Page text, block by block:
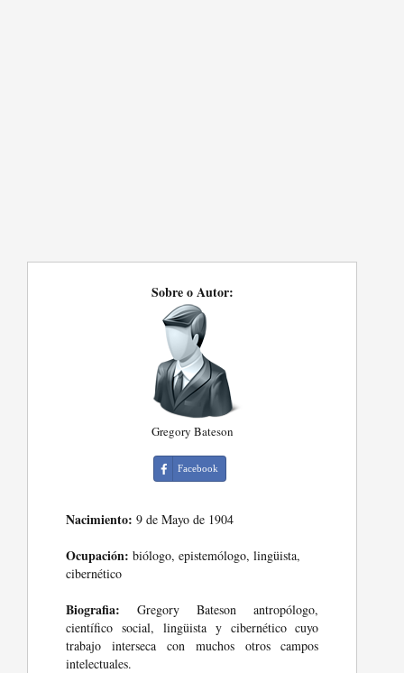
Sobre o Autor:
Gregory Bateson
Facebook
Nacimiento: 9 de Mayo de 1904
Ocupación: biólogo, epistemólogo, lingüista,
cibernético
Biografia: Gregory Bateson antropólogo,
científico social, lingüista y cibernético cuyo
trabajo interseca con muchos otros campos
intelectuales.